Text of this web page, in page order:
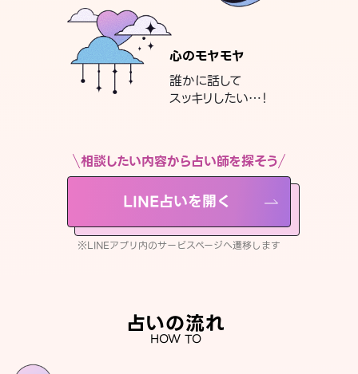
心のモヤモヤ
誰かに話して
スッキリしたい…！
相談したい内容から占い師を探そう
LINE占いを開く
※LINEアプリ内のサービスページへ遷移します
占いの流れ
HOW TO